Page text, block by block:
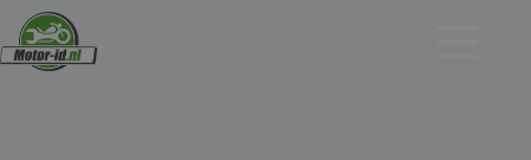
naar
de
inhoud